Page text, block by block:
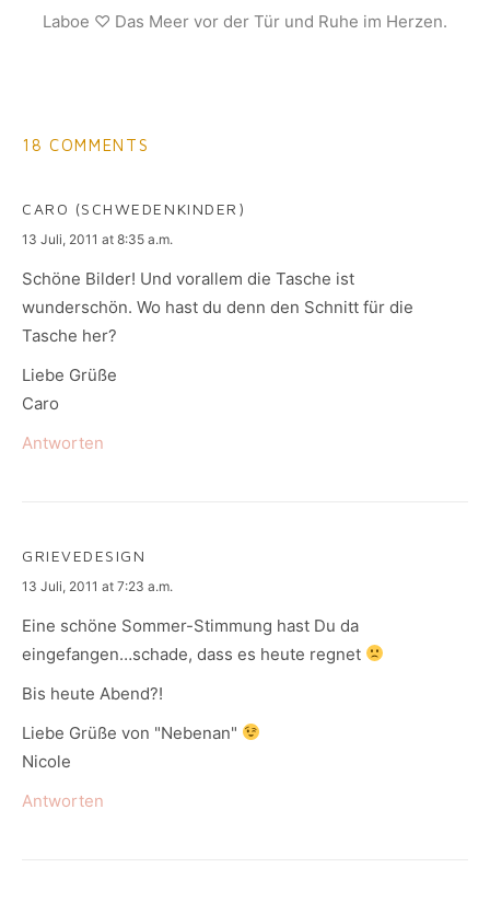
Laboe ♡ Das Meer vor der Tür und Ruhe im Herzen.
18 COMMENTS
CARO (SCHWEDENKINDER)
says:
13 Juli, 2011 at 8:35 a.m.
Schöne Bilder! Und vorallem die Tasche ist
wunderschön. Wo hast du denn den Schnitt für die
Tasche her?
Liebe Grüße
Caro
Antworten
GRIEVEDESIGN
says:
13 Juli, 2011 at 7:23 a.m.
Eine schöne Sommer-Stimmung hast Du da
eingefangen…schade, dass es heute regnet
Bis heute Abend?!
Liebe Grüße von "Nebenan"
Nicole
Antworten